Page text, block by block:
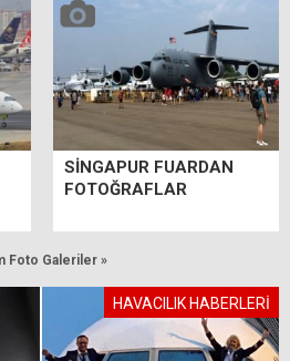
SİNGAPUR FUARDAN
FOTOĞRAFLAR
Foto Galeriler »
HAVACILIK HABERLERİ